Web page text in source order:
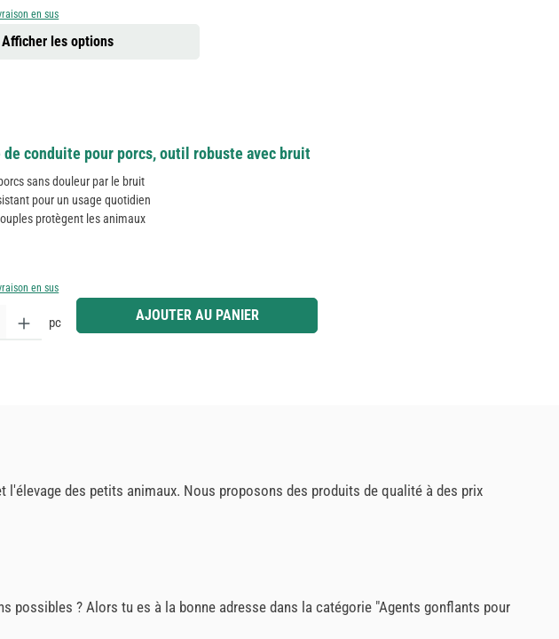
en sus
Afficher les options
conduite pour porcs, outil robuste avec bruit
sans douleur par le bruit
pour un usage quotidien
protègent les animaux
en sus
: Entrez la quantité souhaitée ou utilisez les boutons pour augmenter ou diminuer la quantité.
pc AJOUTER AU PANIER
des petits animaux. Nous proposons des produits de qualité à des prix
? Alors tu es à la bonne adresse dans la catégorie "Agents gonflants pour